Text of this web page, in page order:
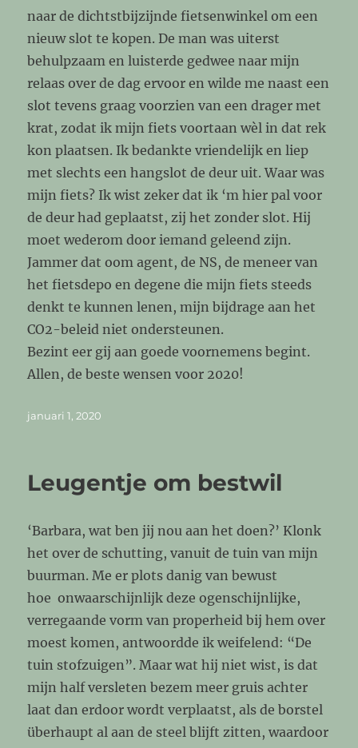
naar de dichtstbijzijnde fietsenwinkel om een
nieuw slot te kopen. De man was uiterst
behulpzaam en luisterde gedwee naar mijn
relaas over de dag ervoor en wilde me naast een
slot tevens graag voorzien van een drager met
krat, zodat ik mijn fiets voortaan wèl in dat rek
kon plaatsen. Ik bedankte vriendelijk en liep
met slechts een hangslot de deur uit. Waar was
mijn fiets? Ik wist zeker dat ik ‘m hier pal voor
de deur had geplaatst, zij het zonder slot. Hij
moet wederom door iemand geleend zijn.
Jammer dat oom agent, de NS, de meneer van
het fietsdepo en degene die mijn fiets steeds
denkt te kunnen lenen, mijn bijdrage aan het
CO2-beleid niet ondersteunen.
Bezint eer gij aan goede voornemens begint.
Allen, de beste wensen voor 2020!
Geplaatst
januari 1, 2020
Leugentje om bestwil
‘Barbara, wat ben jij nou aan het doen?’ Klonk
het over de schutting, vanuit de tuin van mijn
buurman. Me er plots danig van bewust
hoe onwaarschijnlijk deze ogenschijnlijke,
verregaande vorm van properheid bij hem over
moest komen, antwoordde ik weifelend: “De
tuin stofzuigen”. Maar wat hij niet wist, is dat
mijn half versleten bezem meer gruis achter
laat dan erdoor wordt verplaatst, als de borstel
überhaupt al aan de steel blijft zitten, waardoor